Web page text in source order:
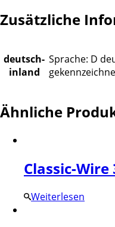
Zusätzliche
deutsch-
inland
Sprache: D
Ähnliche
Classic-Wire
Weiterlesen